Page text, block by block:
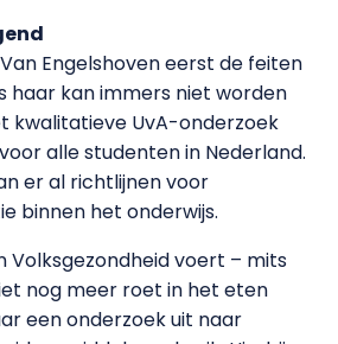
Engelshoven eerst de feiten
haar kan immers niet worden
kwalitatieve UvA-onderzoek
alle studenten in Nederland.
er al richtlijnen voor
binnen het onderwijs.
Volksgezondheid voert – mits
nog meer roet in het eten
een onderzoek uit naar